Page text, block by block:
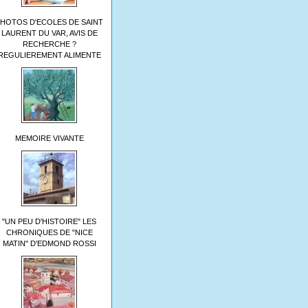
D'ECOLES DE SAINT
LAURENT DU VAR, AVIS DE
RECHERCHE ?
ALIMENTE
MEMOIRE VIVANTE
"UN PEU D'HISTOIRE" LES
CHRONIQUES DE "NICE
MATIN" D'EDMOND ROSSI